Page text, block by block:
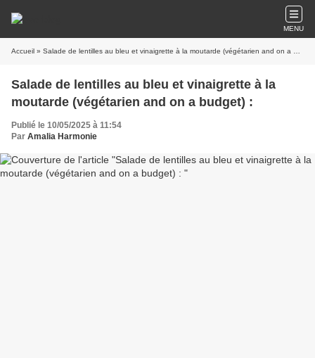
MENU
Accueil » Salade de lentilles au bleu et vinaigrette à la moutarde (végétarien and on a budget) :
Salade de lentilles au bleu et vinaigrette à la
moutarde (végétarien and on a budget) :
Publié le 10/05/2025 à 11:54
Par Amalia Harmonie